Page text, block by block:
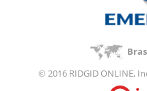
© 2016 RIDGID ONLINE,